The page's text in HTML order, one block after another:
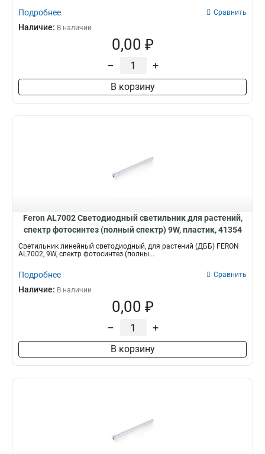
Подробнее Сравнить
Наличие: В наличии
0,00 ₽
– +
В корзину
Feron AL7002 Светодиодный светильник для растений,
спектр фотосинтез (полный спектр) 9W, пластик, 41354
Светильник линейный светодиодный, для растений (ДББ) FERON
AL7002, 9W, спектр фотосинтез (полны...
Подробнее Сравнить
Наличие: В наличии
0,00 ₽
– +
В корзину